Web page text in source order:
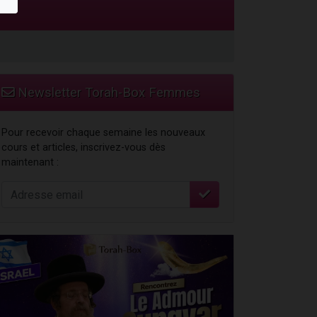
Newsletter Torah-Box Femmes
Pour recevoir chaque semaine les nouveaux
cours et articles, inscrivez-vous dès
maintenant :